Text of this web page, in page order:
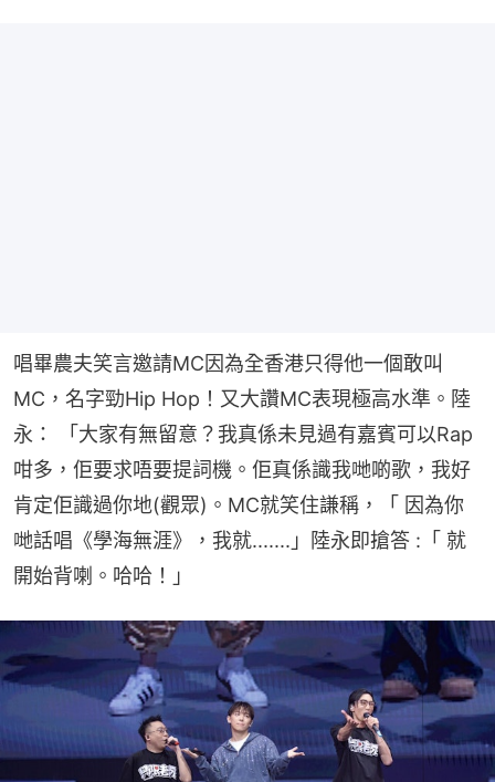
唱畢農夫笑言邀請MC因為全香港只得他一個敢叫
MC，名字勁Hip Hop！又大讚MC表現極高水準。陸
永： 「大家有無留意？我真係未見過有嘉賓可以Rap
咁多，佢要求唔要提詞機。佢真係識我哋啲歌，我好
肯定佢識過你地(觀眾)。MC就笑住謙稱，「 因為你
哋話唱《學海無涯》，我就.......」陸永即搶答 :「 就
開始背喇。哈哈！」